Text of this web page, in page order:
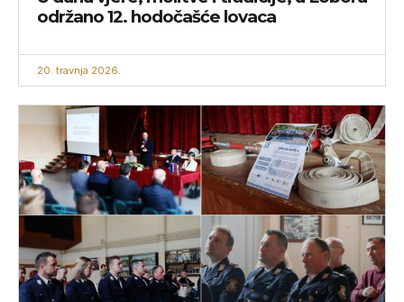
održano 12. hodočašće lovaca
20. travnja 2026.